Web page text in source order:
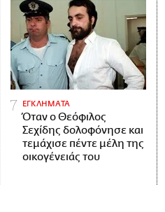
ΕΓΚΛΗΜΑΤΑ
Όταν ο Θεόφιλος
Σεχίδης δολοφόνησε και
τεμάχισε πέντε μέλη της
οικογένειάς του